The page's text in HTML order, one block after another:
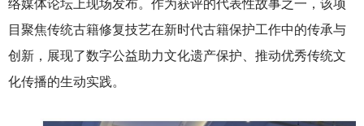
络媒体论坛上现场发布。作为获评的代表性故事之一，该项
目聚焦传统古籍修复技艺在新时代古籍保护工作中的传承与
创新，展现了数字公益助力文化遗产保护、推动优秀传统文
化传播的生动实践。